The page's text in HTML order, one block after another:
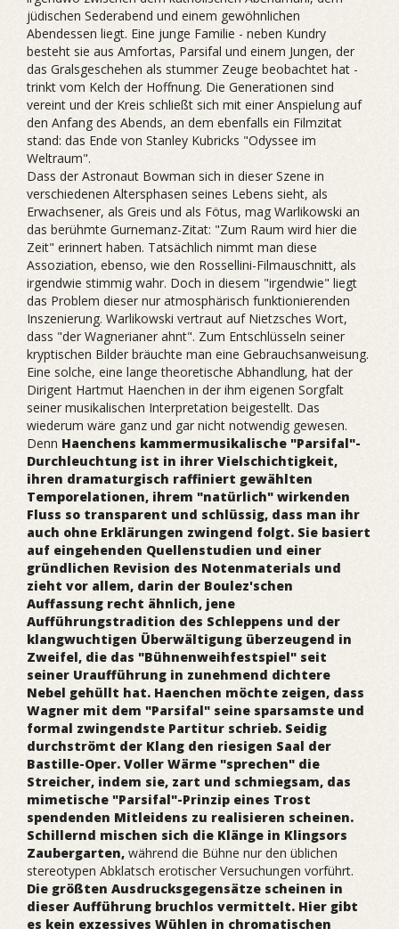
jüdischen Sederabend und einem gewöhnlichen
Abendessen liegt. Eine junge Familie - neben Kundry
besteht sie aus Amfortas, Parsifal und einem Jungen, der
das Gralsgeschehen als stummer Zeuge beobachtet hat -
trinkt vom Kelch der Hoffnung. Die Generationen sind
vereint und der Kreis schließt sich mit einer Anspielung auf
den Anfang des Abends, an dem ebenfalls ein Filmzitat
stand: das Ende von Stanley Kubricks "Odyssee im
Weltraum".
Dass der Astronaut Bowman sich in dieser Szene in
verschiedenen Altersphasen seines Lebens sieht, als
Erwachsener, als Greis und als Fötus, mag Warlikowski an
das berühmte Gurnemanz-Zitat: "Zum Raum wird hier die
Zeit" erinnert haben. Tatsächlich nimmt man diese
Assoziation, ebenso, wie den Rossellini-Filmauschnitt, als
irgendwie stimmig wahr. Doch in diesem "irgendwie" liegt
das Problem dieser nur atmosphärisch funktionierenden
Inszenierung. Warlikowski vertraut auf Nietzsches Wort,
dass "der Wagnerianer ahnt". Zum Entschlüsseln seiner
kryptischen Bilder bräuchte man eine Gebrauchsanweisung.
Eine solche, eine lange theoretische Abhandlung, hat der
Dirigent Hartmut Haenchen in der ihm eigenen Sorgfalt
seiner musikalischen Interpretation beigestellt. Das
wiederum wäre ganz und gar nicht notwendig gewesen.
Denn Haenchens kammermusikalische "Parsifal"-
Durchleuchtung ist in ihrer Vielschichtigkeit,
ihren dramaturgisch raffiniert gewählten
Temporelationen, ihrem "natürlich" wirkenden
Fluss so transparent und schlüssig, dass man ihr
auch ohne Erklärungen zwingend folgt. Sie basiert
auf eingehenden Quellenstudien und einer
gründlichen Revision des Notenmaterials und
zieht vor allem, darin der Boulez'schen
Auffassung recht ähnlich, jene
Aufführungstradition des Schleppens und der
klangwuchtigen Überwältigung überzeugend in
Zweifel, die das "Bühnenweihfestspiel" seit
seiner Uraufführung in zunehmend dichtere
Nebel gehüllt hat. Haenchen möchte zeigen, dass
Wagner mit dem "Parsifal" seine sparsamste und
formal zwingendste Partitur schrieb. Seidig
durchströmt der Klang den riesigen Saal der
Bastille-Oper. Voller Wärme "sprechen" die
Streicher, indem sie, zart und schmiegsam, das
mimetische "Parsifal"-Prinzip eines Trost
spendenden Mitleidens zu realisieren scheinen.
Schillernd mischen sich die Klänge in Klingsors
Zaubergarten, während die Bühne nur den üblichen
stereotypen Abklatsch erotischer Versuchungen vorführt.
Die größten Ausdrucksgegensätze scheinen in
dieser Aufführung bruchlos vermittelt. Hier gibt
es kein exzessives Wühlen in chromatischen